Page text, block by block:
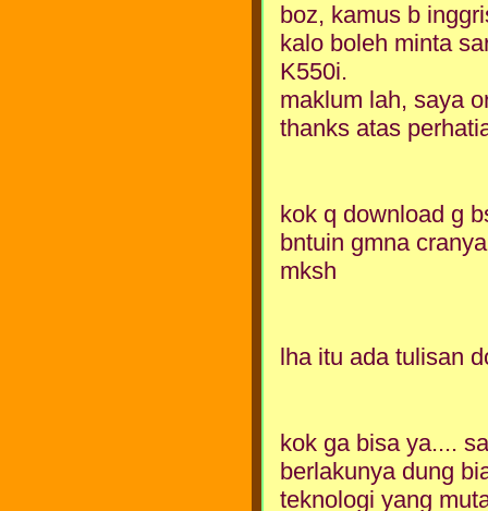
boz, kamus b
kalo boleh minta
K550i.
maklum lah, saya
thanks atas
kok q download g
bntuin gmna
mksh
lha itu ada tulisan
kok ga bisa ya....
berlakunya dung
teknologi yang